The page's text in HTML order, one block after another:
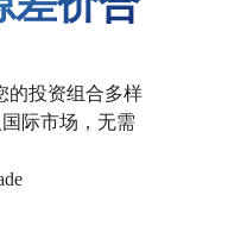
的投资组合多样
际市场，无需